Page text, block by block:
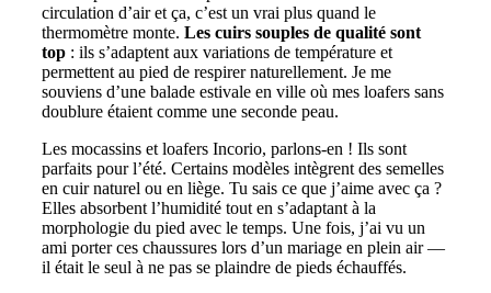
circulation d’air et ça, c’est un vrai plus quand le
thermomètre monte. Les cuirs souples de qualité sont
top : ils s’adaptent aux variations de température et
permettent au pied de respirer naturellement. Je me
souviens d’une balade estivale en ville où mes loafers sans
doublure étaient comme une seconde peau.
Les mocassins et loafers Incorio, parlons-en ! Ils sont
parfaits pour l’été. Certains modèles intègrent des semelles
en cuir naturel ou en liège. Tu sais ce que j’aime avec ça ?
Elles absorbent l’humidité tout en s’adaptant à la
morphologie du pied avec le temps. Une fois, j’ai vu un
ami porter ces chaussures lors d’un mariage en plein air —
il était le seul à ne pas se plaindre de pieds échauffés.